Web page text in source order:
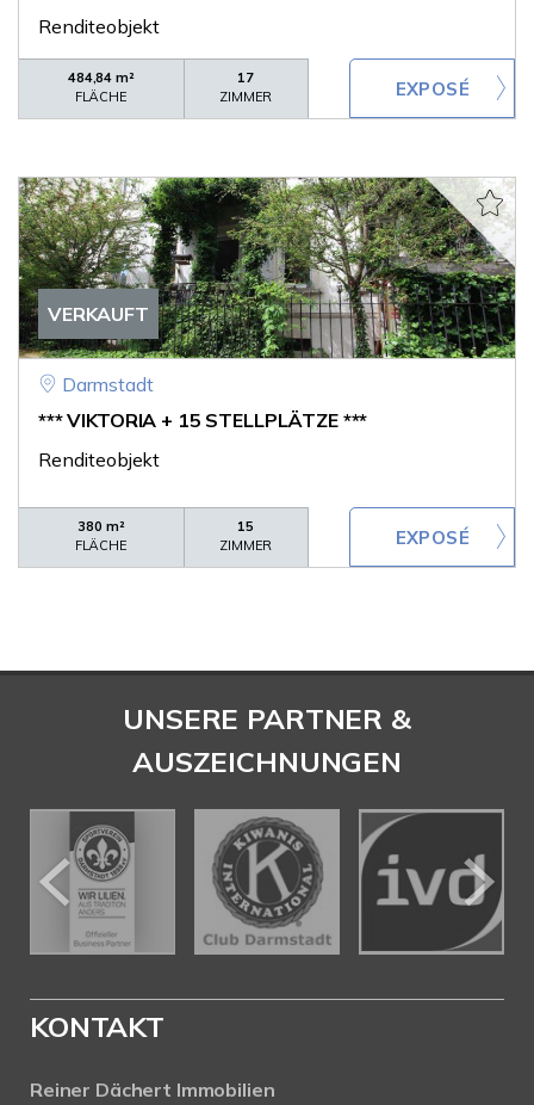
Renditeobjekt
484,84 m²
FLÄCHE
17
ZIMMER
VERKAUFT
Darmstadt
*** VIKTORIA + 15 STELLPLÄTZE ***
Renditeobjekt
380 m²
FLÄCHE
15
ZIMMER
UNSERE PARTNER &
AUSZEICHNUNGEN
KONTAKT
Reiner Dächert Immobilien